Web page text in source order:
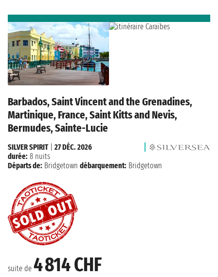
Barbados, Saint Vincent and the Grenadines,
Martinique, France, Saint Kitts and Nevis,
Bermudes, Sainte-Lucie
suite de 4 814 CHF
SILVER SPIRIT| 27 DÉC. 2026
durée: 8 nuits
Départs de: Bridgetown débarquement: Bridgetown